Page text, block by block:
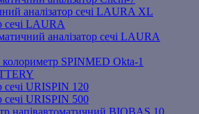
аналізатор сечі LAURA XL
сечі LAURA
аналізатор сечі LAURA
SPINMED Okta-1
сечі URISPIN 120
сечі URISPIN 500